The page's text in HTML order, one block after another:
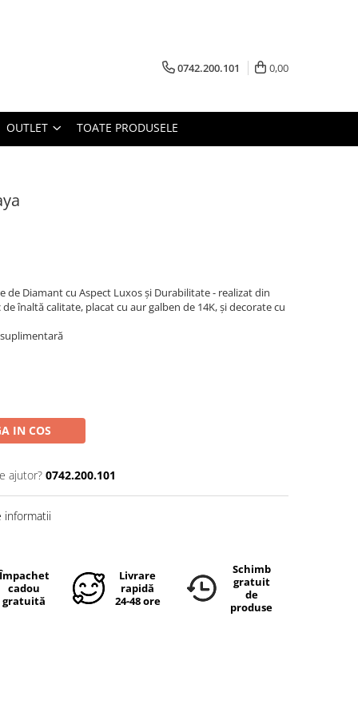
0742.200.101 0,00
OUTLET TOATE PRODUSELE
de Diamant cu Aspect Luxos și Durabilitate - realizat din
înaltă calitate, placat cu aur galben de 14K, și decorate cu
IN COS
ajutor? 0742.200.101
informatii
cadou
gratuită
Livrare
rapidă
24-48 ore
Schimb
gratuit
de
produse